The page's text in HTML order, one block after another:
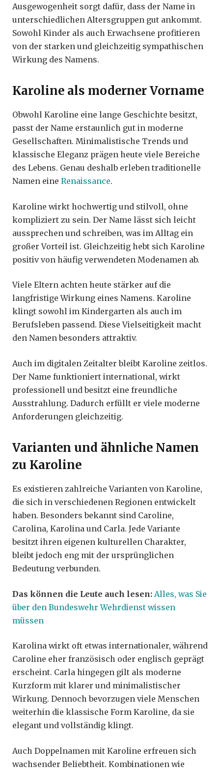
Ausgewogenheit sorgt dafür, dass der Name in
unterschiedlichen Altersgruppen gut ankommt.
Sowohl Kinder als auch Erwachsene profitieren
von der starken und gleichzeitig sympathischen
Wirkung des Namens.
Karoline als moderner Vorname
Obwohl Karoline eine lange Geschichte besitzt,
passt der Name erstaunlich gut in moderne
Gesellschaften. Minimalistische Trends und
klassische Eleganz prägen heute viele Bereiche
des Lebens. Genau deshalb erleben traditionelle
Namen eine Renaissance.
Karoline wirkt hochwertig und stilvoll, ohne
kompliziert zu sein. Der Name lässt sich leicht
aussprechen und schreiben, was im Alltag ein
großer Vorteil ist. Gleichzeitig hebt sich Karoline
positiv von häufig verwendeten Modenamen ab.
Viele Eltern achten heute stärker auf die
langfristige Wirkung eines Namens. Karoline
klingt sowohl im Kindergarten als auch im
Berufsleben passend. Diese Vielseitigkeit macht
den Namen besonders attraktiv.
Auch im digitalen Zeitalter bleibt Karoline zeitlos.
Der Name funktioniert international, wirkt
professionell und besitzt eine freundliche
Ausstrahlung. Dadurch erfüllt er viele moderne
Anforderungen gleichzeitig.
Varianten und ähnliche Namen
zu Karoline
Es existieren zahlreiche Varianten von Karoline,
die sich in verschiedenen Regionen entwickelt
haben. Besonders bekannt sind Caroline,
Carolina, Karolina und Carla. Jede Variante
besitzt ihren eigenen kulturellen Charakter,
bleibt jedoch eng mit der ursprünglichen
Bedeutung verbunden.
Das können die Leute auch lesen: Alles, was Sie
über den Bundeswehr Wehrdienst wissen
müssen
Karolina wirkt oft etwas internationaler, während
Caroline eher französisch oder englisch geprägt
erscheint. Carla hingegen gilt als moderne
Kurzform mit klarer und minimalistischer
Wirkung. Dennoch bevorzugen viele Menschen
weiterhin die klassische Form Karoline, da sie
elegant und vollständig klingt.
Auch Doppelnamen mit Karoline erfreuen sich
wachsender Beliebtheit. Kombinationen wie